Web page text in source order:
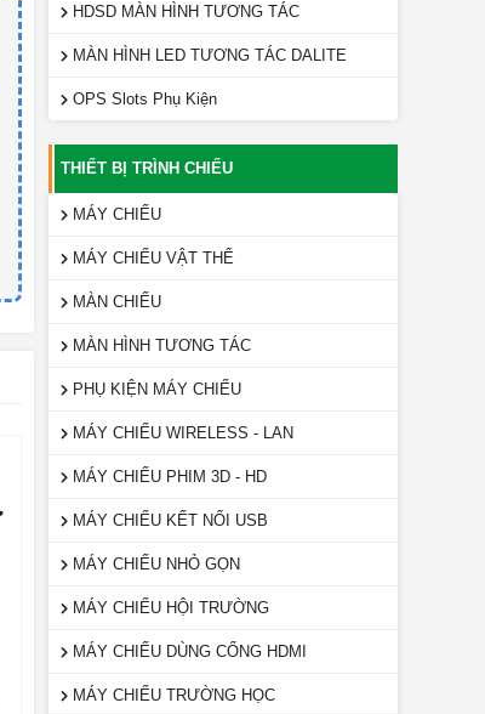
HDSD MÀN HÌNH TƯƠNG TÁC
MÀN HÌNH LED TƯƠNG TÁC DALITE
OPS Slots Phụ Kiện
THIẾT BỊ TRÌNH CHIẾU
MÁY CHIẾU
MÁY CHIẾU VẬT THỂ
MÀN CHIẾU
MÀN HÌNH TƯƠNG TÁC
PHỤ KIỆN MÁY CHIẾU
MÁY CHIẾU WIRELESS - LAN
MÁY CHIẾU PHIM 3D - HD
MÁY CHIẾU KẾT NỐI USB
MÁY CHIẾU NHỎ GỌN
MÁY CHIẾU HỘI TRƯỜNG
MÁY CHIẾU DÙNG CỔNG HDMI
MÁY CHIẾU TRƯỜNG HỌC